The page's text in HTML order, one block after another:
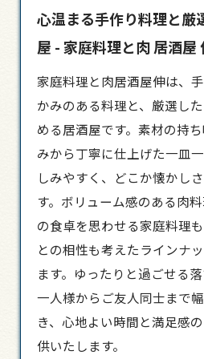
心温まる手作り料理と厳
屋 - 家庭料理と肉 居酒屋
家庭料理と肉居酒屋伸は、
かみのある料理と、厳選し
める居酒屋です。素材の持
みから丁寧に仕上げた一皿
しみやすく、どこか懐かし
す。ボリューム感のある肉
の食卓を思わせる家庭料理
との相性も考えたラインナ
ます。ゆったりと過ごせる
一人様からご友人同士まで
き、心地よい時間と満足感
供いたします。